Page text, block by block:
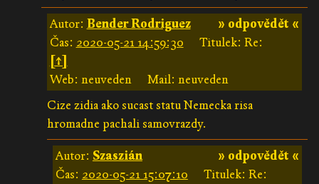
» odpovědět «
Autor: Bender Rodriguez
Čas: 2020-05-21 14:59:30
Titulek: Re:
[↑]
Web: neuveden
Mail: neuveden
Cize zidia ako sucast statu Nemecka risa
hromadne pachali samovrazdy.
» odpovědět «
Autor: Szaszián
Čas: 2020-05-21 15:07:10
Titulek: Re: